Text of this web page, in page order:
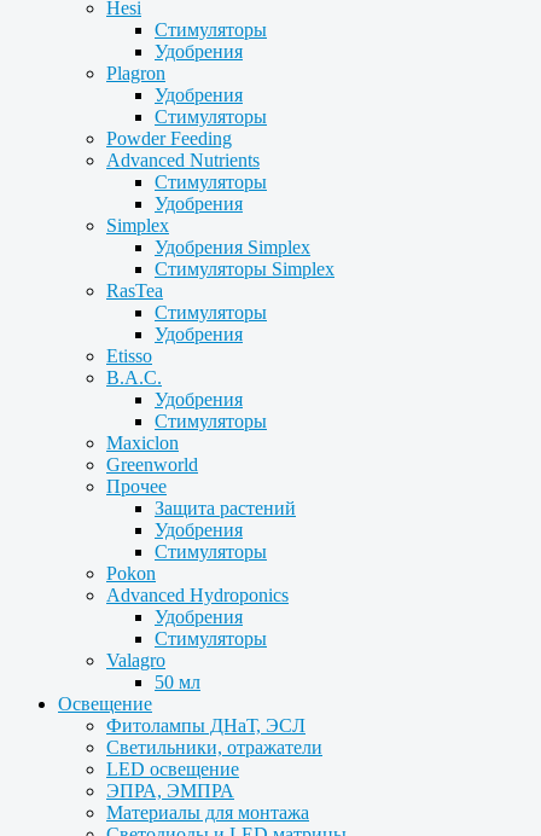
Hesi
Стимуляторы
Удобрения
Plagron
Удобрения
Стимуляторы
Powder Feeding
Advanced Nutrients
Стимуляторы
Удобрения
Simplex
Удобрения Simplex
Стимуляторы Simplex
RasTea
Стимуляторы
Удобрения
Etisso
B.A.C.
Удобрения
Стимуляторы
Maxiclon
Greenworld
Прочее
Защита растений
Удобрения
Стимуляторы
Pokon
Advanced Hydroponics
Удобрения
Стимуляторы
Valagro
50 мл
Освещение
Фитолампы ДНаТ, ЭСЛ
Светильники, отражатели
LED освещение
ЭПРА, ЭМПРА
Материалы для монтажа